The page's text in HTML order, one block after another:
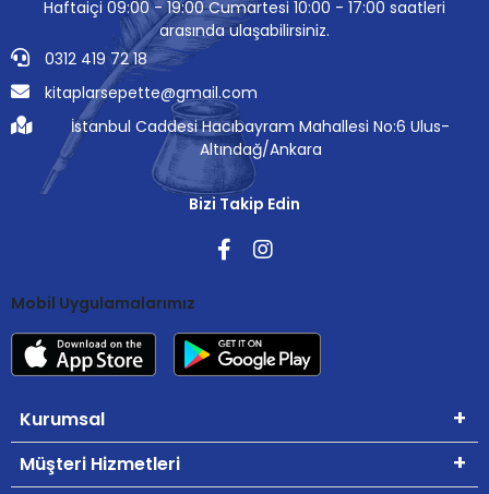
Haftaiçi 09:00 - 19:00 Cumartesi 10:00 - 17:00 saatleri
arasında ulaşabilirsiniz.
0312 419 72 18
kitaplarsepette@gmail.com
İstanbul Caddesi Hacıbayram Mahallesi No:6 Ulus-
Altındağ/Ankara
Bizi Takip Edin
Mobil Uygulamalarımız
Kurumsal
Müşteri Hizmetleri